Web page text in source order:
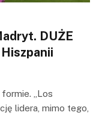
DUŻE
„Los
lidera, mimo tego,